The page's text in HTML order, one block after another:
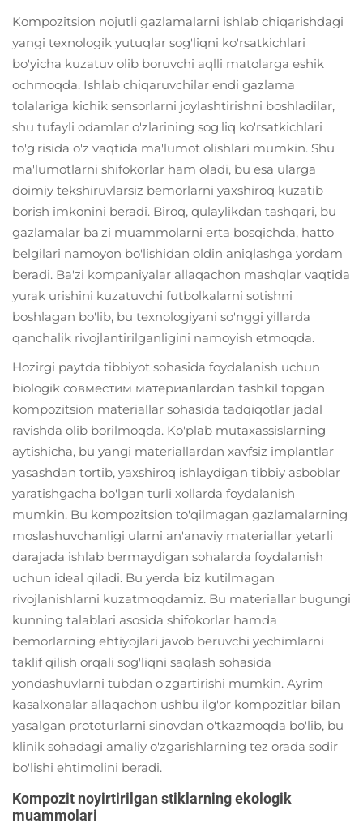
Kompozitsion nojutli gazlamalarni ishlab chiqarishdagi
yangi texnologik yutuqlar sog'liqni ko'rsatkichlari
bo'yicha kuzatuv olib boruvchi aqlli matolarga eshik
ochmoqda. Ishlab chiqaruvchilar endi gazlama
tolalariga kichik sensorlarni joylashtirishni boshladilar,
shu tufayli odamlar o'zlarining sog'liq ko'rsatkichlari
to'g'risida o'z vaqtida ma'lumot olishlari mumkin. Shu
ma'lumotlarni shifokorlar ham oladi, bu esa ularga
doimiy tekshiruvlarsiz bemorlarni yaxshiroq kuzatib
borish imkonini beradi. Biroq, qulaylikdan tashqari, bu
gazlamalar ba'zi muammolarni erta bosqichda, hatto
belgilari namoyon bo'lishidan oldin aniqlashga yordam
beradi. Ba'zi kompaniyalar allaqachon mashqlar vaqtida
yurak urishini kuzatuvchi futbolkalarni sotishni
boshlagan bo'lib, bu texnologiyani so'nggi yillarda
qanchalik rivojlantirilganligini namoyish etmoqda.
Hozirgi paytda tibbiyot sohasida foydalanish uchun
biologik совместим материалlardan tashkil topgan
kompozitsion materiallar sohasida tadqiqotlar jadal
ravishda olib borilmoqda. Ko'plab mutaxassislarning
aytishicha, bu yangi materiallardan xavfsiz implantlar
yasashdan tortib, yaxshiroq ishlaydigan tibbiy asboblar
yaratishgacha bo'lgan turli xollarda foydalanish
mumkin. Bu kompozitsion to'qilmagan gazlamalarning
moslashuvchanligi ularni an'anaviy materiallar yetarli
darajada ishlab bermaydigan sohalarda foydalanish
uchun ideal qiladi. Bu yerda biz kutilmagan
rivojlanishlarni kuzatmoqdamiz. Bu materiallar bugungi
kunning talablari asosida shifokorlar hamda
bemorlarning ehtiyojlari javob beruvchi yechimlarni
taklif qilish orqali sog'liqni saqlash sohasida
yondashuvlarni tubdan o'zgartirishi mumkin. Ayrim
kasalxonalar allaqachon ushbu ilg'or kompozitlar bilan
yasalgan prototurlarni sinovdan o'tkazmoqda bo'lib, bu
klinik sohadagi amaliy o'zgarishlarning tez orada sodir
bo'lishi ehtimolini beradi.
Kompozit noyirtirilgan stiklarning ekologik
muammolari